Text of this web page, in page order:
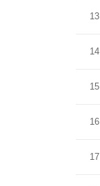
13
14
15
16
17